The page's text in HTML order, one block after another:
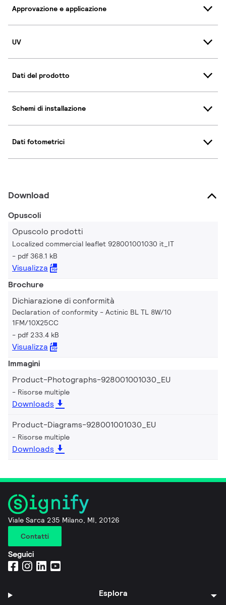
Approvazione e applicazione
UV
Dati del prodotto
Schemi di installazione
Dati fotometrici
Download
Opuscoli
Opuscolo prodotti
Localized commercial leaflet 928001001030 it_IT
pdf 368.1 kB
Visualizza
Brochure
Dichiarazione di conformità
Declaration of conformity - Actinic BL TL 8W/10
1FM/10X25CC
pdf 233.4 kB
Visualizza
Immagini
Product-Photographs-928001001030_EU
Risorse multiple
Downloads
Product-Diagrams-928001001030_EU
Risorse multiple
Downloads
Viale Sarca 235 Milano, MI, 20126
Contatti
Seguici
Esplora